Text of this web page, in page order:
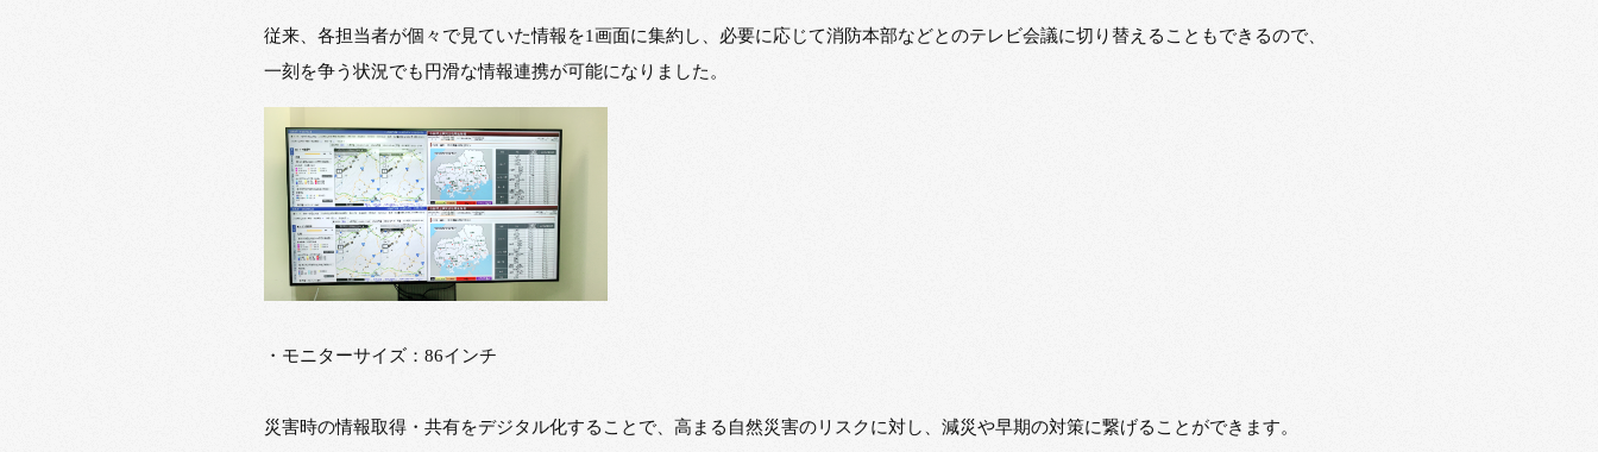
従来、各担当者が個々で見ていた情報を1画面に集約し、必要に応じて消防本部などとのテレビ会議に切り替えることもできるので、
一刻を争う状況でも円滑な情報連携が可能になりました。
・モニターサイズ：86インチ
災害時の情報取得・共有をデジタル化することで、高まる自然災害のリスクに対し、減災や早期の対策に繋げることができます。